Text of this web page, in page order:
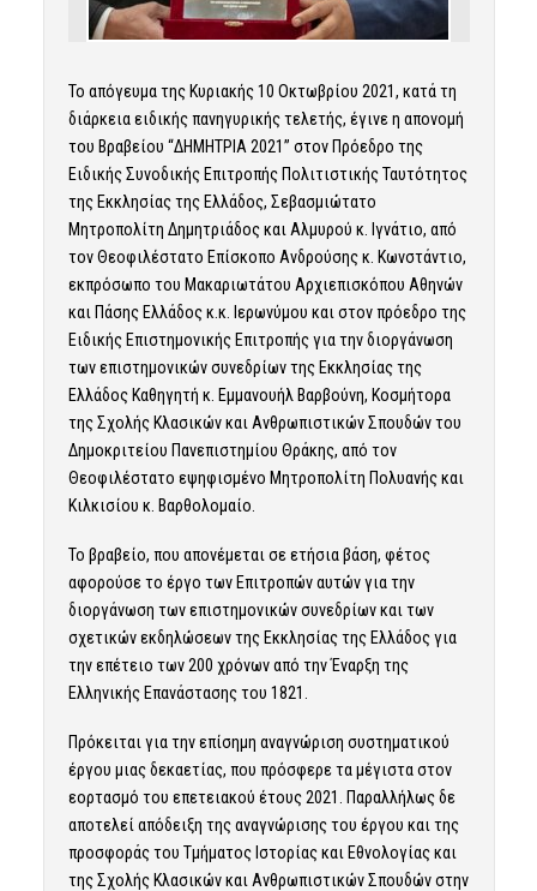
Το απόγευμα της Κυριακής 10 Οκτωβρίου 2021, κατά τη
διάρκεια ειδικής πανηγυρικής τελετής, έγινε η απονομή
του Βραβείου “ΔΗΜΗΤΡΙΑ 2021” στον Πρόεδρο της
Ειδικής Συνοδικής Επιτροπής Πολιτιστικής Ταυτότητος
της Εκκλησίας της Ελλάδος, Σεβασμιώτατο
Μητροπολίτη Δημητριάδος και Αλμυρού κ. Ιγνάτιο, από
τον Θεοφιλέστατο Επίσκοπο Ανδρούσης κ. Κωνστάντιο,
εκπρόσωπο του Μακαριωτάτου Αρχιεπισκόπου Αθηνών
και Πάσης Ελλάδος κ.κ. Ιερωνύμου και στον πρόεδρο της
Ειδικής Επιστημονικής Επιτροπής για την διοργάνωση
των επιστημονικών συνεδρίων της Εκκλησίας της
Ελλάδος Καθηγητή κ. Εμμανουήλ Βαρβούνη, Κοσμήτορα
της Σχολής Κλασικών και Ανθρωπιστικών Σπουδών του
Δημοκριτείου Πανεπιστημίου Θράκης, από τον
Θεοφιλέστατο εψηφισμένο Μητροπολίτη Πολυανής και
Κιλκισίου κ. Βαρθολομαίο.
Το βραβείο, που απονέμεται σε ετήσια βάση, φέτος
αφορούσε το έργο των Επιτροπών αυτών για την
διοργάνωση των επιστημονικών συνεδρίων και των
σχετικών εκδηλώσεων της Εκκλησίας της Ελλάδος για
την επέτειο των 200 χρόνων από την Έναρξη της
Ελληνικής Επανάστασης του 1821.
Πρόκειται για την επίσημη αναγνώριση συστηματικού
έργου μιας δεκαετίας, που πρόσφερε τα μέγιστα στον
εορτασμό του επετειακού έτους 2021. Παραλλήλως δε
αποτελεί απόδειξη της αναγνώρισης του έργου και της
προσφοράς του Τμήματος Ιστορίας και Εθνολογίας και
της Σχολής Κλασικών και Ανθρωπιστικών Σπουδών στην